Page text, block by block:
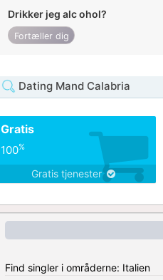
Drikker jeg alc ohol?
Fortæller dig
Dating Mand Calabria
Gratis
100%
Gratis tjenester
Find singler i områderne: Italien